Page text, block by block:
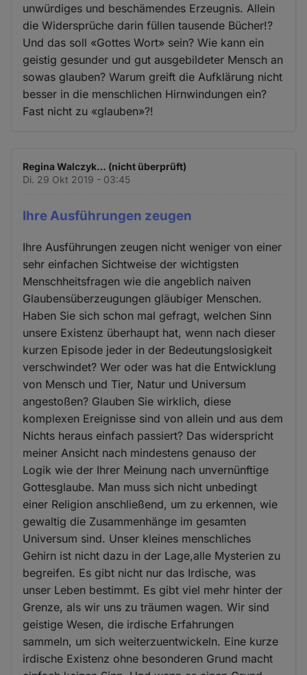
unwürdiges und beschämendes Erzeugnis. Allein
die Widersprüche darin füllen tausende Bücher!?
Und das soll «Gottes Wort» sein? Wie kann ein
geistig gesunder und gut ausgebildeter Mensch an
sowas glauben? Warum greift die Aufklärung nicht
besser in die menschlichen Hirnwindungen ein?
Fast nicht zu «glauben»?!
Regina Walczyk… (nicht überprüft)
Di. 29 Okt 2019 - 03:45
Ihre Ausführungen zeugen
Ihre Ausführungen zeugen nicht weniger von einer
sehr einfachen Sichtweise der wichtigsten
Menschheitsfragen wie die angeblich naiven
Glaubensüberzeugungen gläubiger Menschen.
Haben Sie sich schon mal gefragt, welchen Sinn
unsere Existenz überhaupt hat, wenn nach dieser
kurzen Episode jeder in der Bedeutungslosigkeit
verschwindet? Wer oder was hat die Entwicklung
von Mensch und Tier, Natur und Universum
angestoßen? Glauben Sie wirklich, diese
komplexen Ereignisse sind von allein und aus dem
Nichts heraus einfach passiert? Das widerspricht
meiner Ansicht nach mindestens genauso der
Logik wie der Ihrer Meinung nach unvernünftige
Gottesglaube. Man muss sich nicht unbedingt
einer Religion anschließend, um zu erkennen, wie
gewaltig die Zusammenhänge im gesamten
Universum sind. Unser kleines menschliches
Gehirn ist nicht dazu in der Lage,alle Mysterien zu
begreifen. Es gibt nicht nur das Irdische, was
unser Leben bestimmt. Es gibt viel mehr hinter der
Grenze, als wir uns zu träumen wagen. Wir sind
geistige Wesen, die irdische Erfahrungen
sammeln, um sich weiterzuentwickeln. Eine kurze
irdische Existenz ohne besonderen Grund macht